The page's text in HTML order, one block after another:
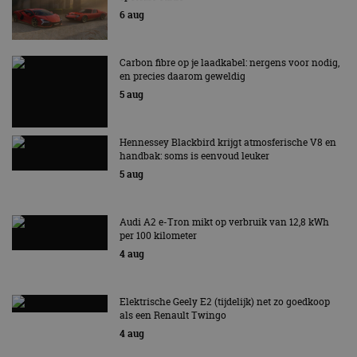
6 aug
Carbon fibre op je laadkabel: nergens voor nodig,
en precies daarom geweldig
5 aug
Hennessey Blackbird krijgt atmosferische V8 en
handbak: soms is eenvoud leuker
5 aug
Audi A2 e-Tron mikt op verbruik van 12,8 kWh
per 100 kilometer
4 aug
Elektrische Geely E2 (tijdelijk) net zo goedkoop
als een Renault Twingo
4 aug
Naam
cf_clearance
Cloudflare,
Inc.
.autorai.nl
Deze
gebruikt
te
CookieScriptConsent